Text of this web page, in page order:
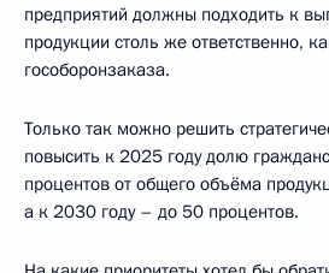
предприятий должны подходить к
продукции столь же ответственно,
гособоронзаказа.
Только так можно решить
повысить к 2025 году долю
процентов от общего объёма
а к 2030 году – до 50 процентов.